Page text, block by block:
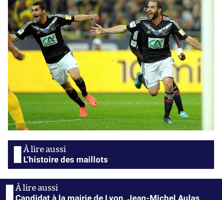
L’histoire des maillots
Candidat à la mairie de Lyon, Jean-Michel Aulas